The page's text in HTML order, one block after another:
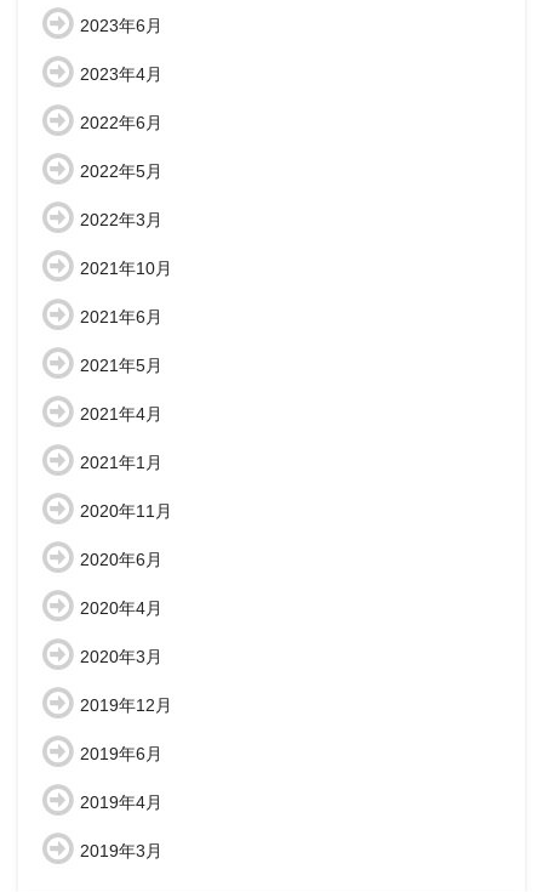
2023年6月
2023年4月
2022年6月
2022年5月
2022年3月
2021年10月
2021年6月
2021年5月
2021年4月
2021年1月
2020年11月
2020年6月
2020年4月
2020年3月
2019年12月
2019年6月
2019年4月
2019年3月